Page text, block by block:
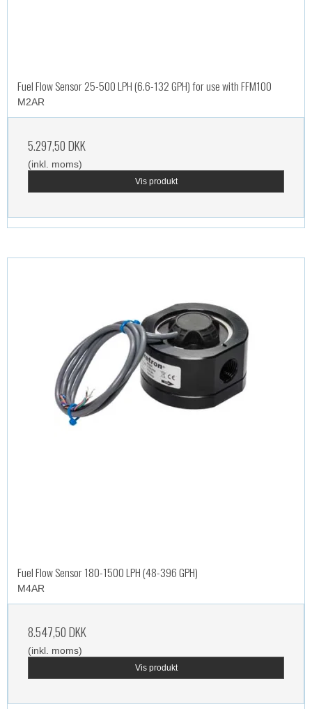
Fuel Flow Sensor 25-500 LPH (6.6-132 GPH) for use with FFM100
M2AR
5.297,50 DKK
(inkl. moms)
Vis produkt
Fuel Flow Sensor 180-1500 LPH (48-396 GPH)
M4AR
8.547,50 DKK
(inkl. moms)
Vis produkt